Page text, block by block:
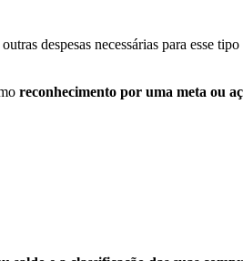
despesas necessárias para esse
reconhecimento por uma meta ou